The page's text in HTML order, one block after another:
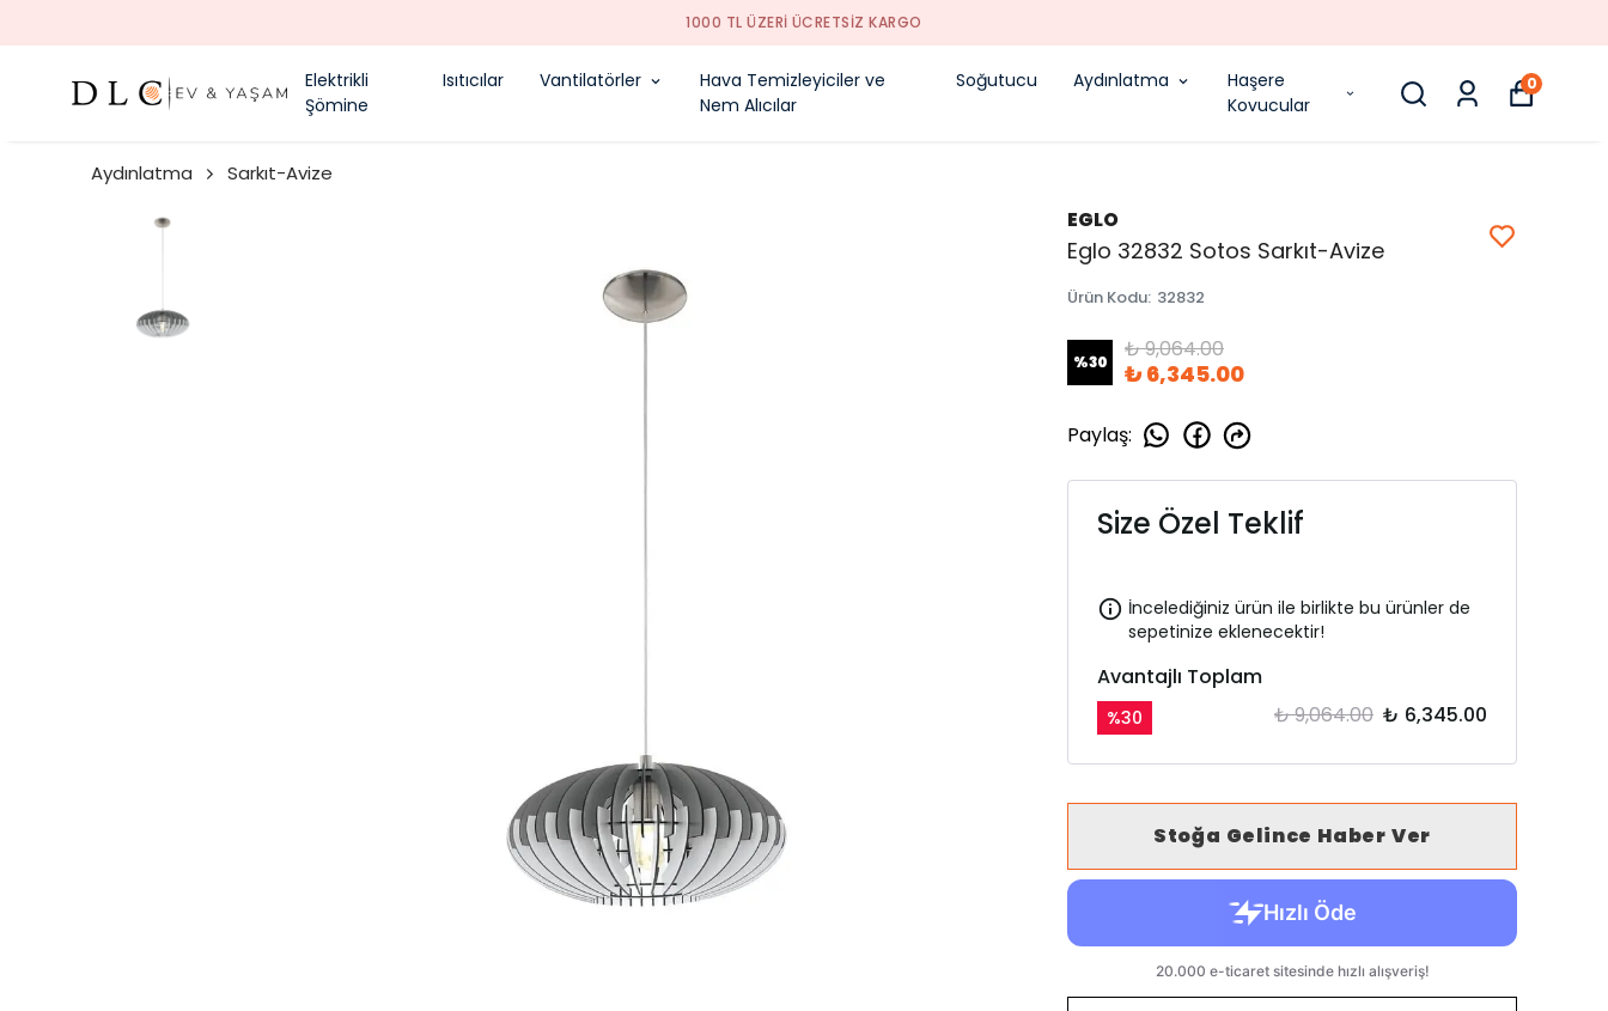
1000 TL ÜZERI ÜCRETSIZ KARGO
Elektrikli
Şömine
Isıtıcılar Vantilatörler
Hava Temizleyiciler ve
Nem Alıcılar
Soğutucu Aydınlatma
Haşere
Kovucular
0
Aydınlatma Sarkıt-Avize
EGLO
Eglo 32832 Sotos Sarkıt-Avize
Ürün Kodu: 32832
%30 ₺ 9,064.00
₺ 6,345.00
Paylaş:
Size Özel Teklif
İncelediğiniz ürün ile birlikte bu ürünler de
sepetinize eklenecektir!
Avantajlı Toplam
%30 ₺ 9,064.00 ₺ 6,345.00
Stoğa Gelince Haber Ver